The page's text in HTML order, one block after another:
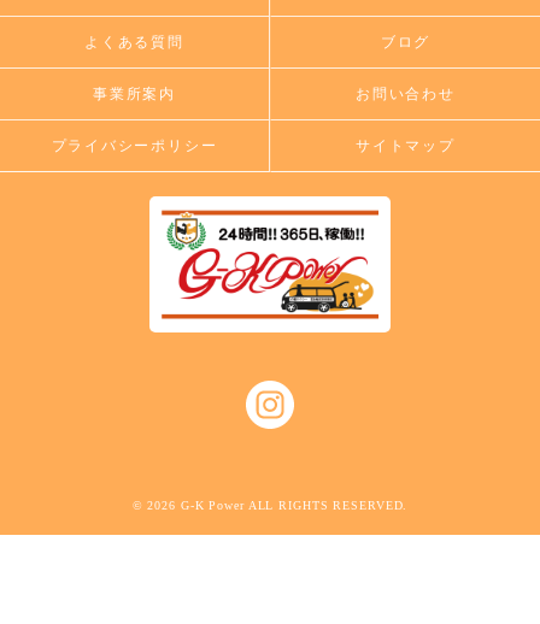
よくある質問 ブログ
事業所案内 お問い合わせ
プライバシーポリシー サイトマップ
© 2026 G-K Power ALL RIGHTS RESERVED.